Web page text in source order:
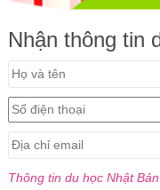
Nhận thông tin
Thông tin du học Nhật